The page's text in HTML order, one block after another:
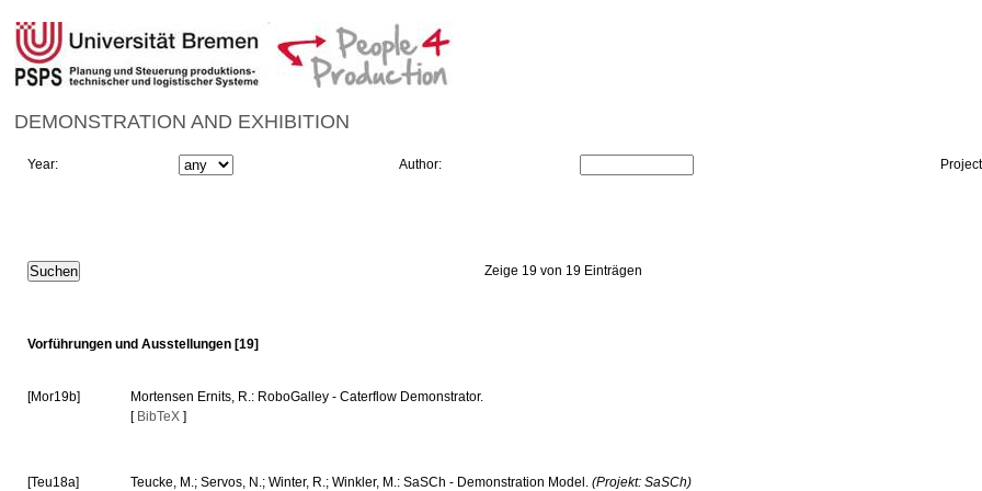
DEMONSTRATION AND EXHIBITION
Year: Author:
Zeige 19 von 19 Einträgen
Vorführungen und Ausstellungen [19]
[Mor19b]
Mortensen Ernits, R.: RoboGalley - Caterflow Demonstrator.
[ BibTeX ]
[Teu18a] Teucke, M.; Servos, N.; Winter, R.; Winkler, M.: SaSCh - Demonstration Model.(Projekt: SaSCh)